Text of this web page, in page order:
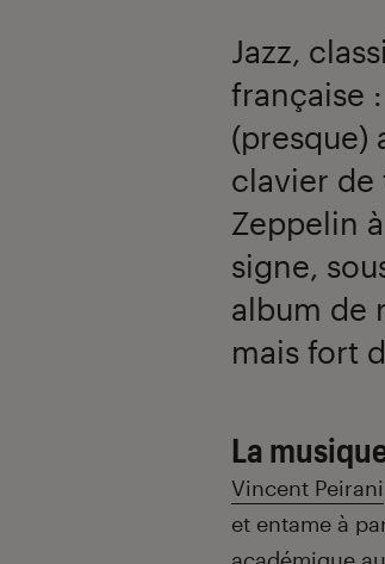
Jazz,
française
(presque)
clavier de
Zeppelin
signe,
album de
mais fort
La
Vincent Peirani
et entame à